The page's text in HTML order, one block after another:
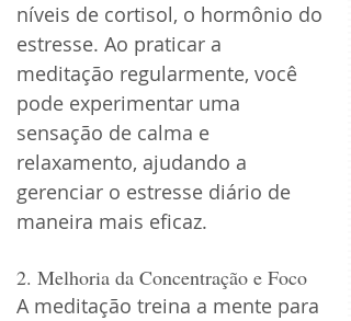
níveis de cortisol, o hormônio do
estresse. Ao praticar a
meditação regularmente, você
pode experimentar uma
sensação de calma e
relaxamento, ajudando a
gerenciar o estresse diário de
maneira mais eficaz.
2. Melhoria da Concentração e Foco
A meditação treina a mente para